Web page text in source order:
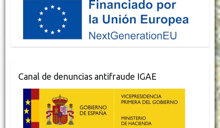
Canal de denuncias antifraude IGAE